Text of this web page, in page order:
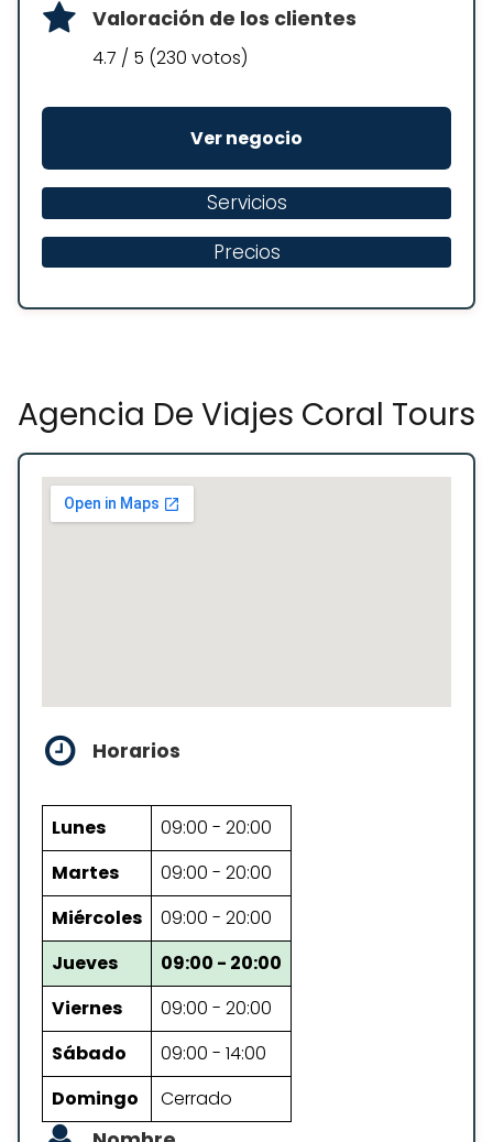
Valoración de los clientes
4.7 / 5 (230 votos)
Ver negocio
Servicios
Precios
Agencia De Viajes Coral Tours
Horarios
Lunes
09:00 - 20:00
Martes
09:00 - 20:00
Miércoles
09:00 - 20:00
Jueves
09:00 - 20:00
Viernes
09:00 - 20:00
Sábado
09:00 - 14:00
Domingo
Cerrado